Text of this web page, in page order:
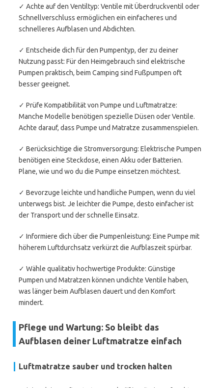
✓ Achte auf den Ventiltyp: Ventile mit Überdruckventil oder
Schnellverschluss ermöglichen ein einfacheres und
schnelleres Aufblasen und Abdichten.
✓ Entscheide dich für den Pumpentyp, der zu deiner
Nutzung passt: Für den Heimgebrauch sind elektrische
Pumpen praktisch, beim Camping sind Fußpumpen oft
besser geeignet.
✓ Prüfe Kompatibilität von Pumpe und Luftmatratze:
Manche Modelle benötigen spezielle Düsen oder Ventile.
Achte darauf, dass Pumpe und Matratze zusammenspielen.
✓ Berücksichtige die Stromversorgung: Elektrische Pumpen
benötigen eine Steckdose, einen Akku oder Batterien.
Plane, wie und wo du die Pumpe einsetzen möchtest.
✓ Bevorzuge leichte und handliche Pumpen, wenn du viel
unterwegs bist. Je leichter die Pumpe, desto einfacher ist
der Transport und der schnelle Einsatz.
✓ Informiere dich über die Pumpenleistung: Eine Pumpe mit
höherem Luftdurchsatz verkürzt die Aufblaszeit spürbar.
✓ Wähle qualitativ hochwertige Produkte: Günstige
Pumpen und Matratzen können undichte Ventile haben,
was länger beim Aufblasen dauert und den Komfort
mindert.
Pflege und Wartung: So bleibt das
Aufblasen deiner Luftmatratze einfach
Luftmatratze sauber und trocken halten